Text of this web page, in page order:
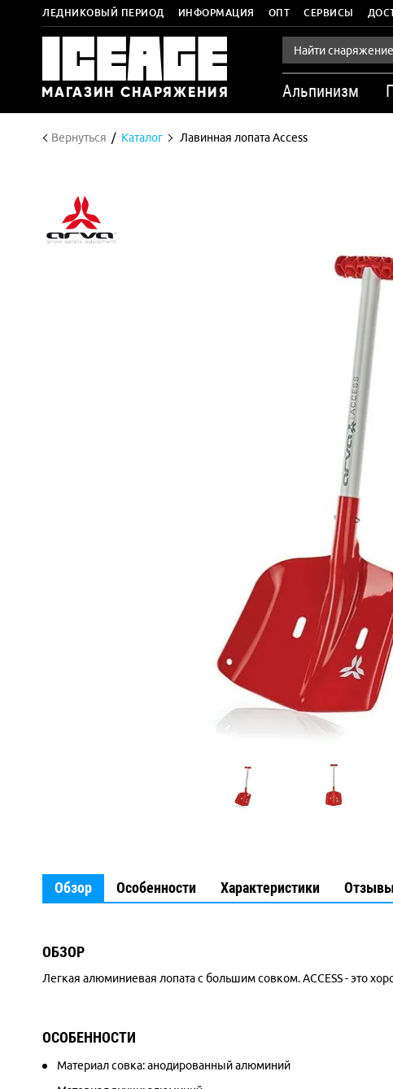
ЛЕДНИКОВЫЙ ПЕРИОД ИНФОРМАЦИЯ ОПТ СЕРВИСЫ
Альпинизм
Вернуться Каталог Лавинная лопата Access
Обзор Особенности Характеристики Отзывы
ОБЗОР
Легкая алюминиевая лопата с большим совком. ACCESS - это
ОСОБЕННОСТИ
Материал совка: анодированный алюминий